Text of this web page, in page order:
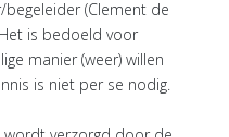
(Clement de
is bedoeld voor
manier (weer) willen
is niet per se nodig.